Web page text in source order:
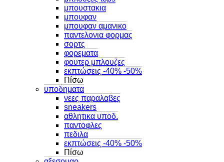
μπουστακια
μπουφαν
μπουφαν αμανικο
παντελονια φορμας
σορτς
φορεματα
φουτερ μπλουζες
εκπτώσεις -40% -50%
Πίσω
υποδηματα
νεες παραλαβες
sneakers
αθλητικα υποδ.
παντοφλες
πεδιλα
εκπτώσεις -40% -50%
Πίσω